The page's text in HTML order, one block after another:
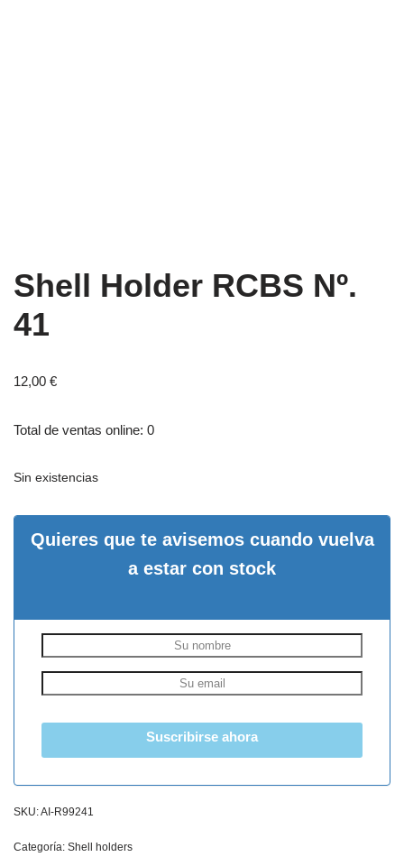
Shell Holder RCBS Nº.
41
12,00 €
Total de ventas online: 0
Sin existencias
Quieres que te avisemos cuando vuelva
a estar con stock
Suscribirse ahora
SKU:AI-R99241
Categoría: Shell holders